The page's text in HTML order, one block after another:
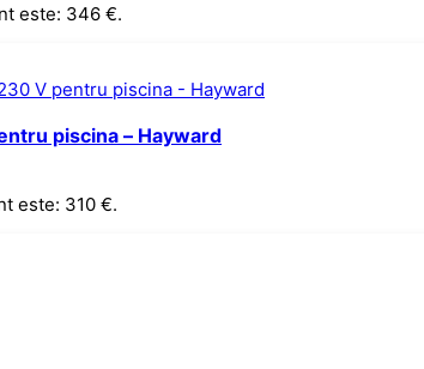
este: 346 €.
piscina – Hayward
este: 310 €.